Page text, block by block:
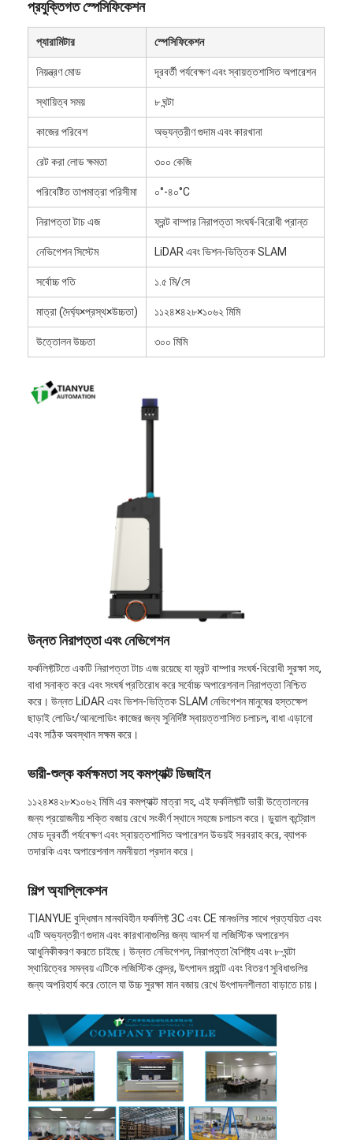
আমাদের সম্পর্কে
কারখানা ভ্রমণ
মান নিয়ন্ত্রণ
আমাদের সাথে যোগাযোগ করুন
সব ক্ষেত্রেই
ব্লগ
এখন চ্যাট করুন
এজিভি স্বয়ংক্রিয়ভাবে পরিচালিত যানবাহন
এএমআর অটোমোবাইল রোবট
এজিভি সমর্থনকারী চার্জিং সরঞ্জাম
স্টোরেজিং এজিভি লিফটিং মেকানিজম সমাবেশ
বৈদ্যুতিক প্যালেট টেলিস্কোপিক ফর্ক
অটোমেটেড নন-স্ট্যান্ডার্ড সরঞ্জাম
বাণিজ্যিক রোবট
প্রযুক্তিগত স্পেসিফিকেশন
প্যারামিটার স্পেসিফিকেশন
নিয়ন্ত্রণ মোড দূরবর্তী পর্যবেক্ষণ এবং স্বায়ত্তশাসিত অপারেশন
স্থায়িত্ব সময় ৮ ঘন্টা
কাজের পরিবেশ অভ্যন্তরীণ গুদাম এবং কারখানা
রেট করা লোড ক্ষমতা ৩০০ কেজি
পরিবেষ্টিত তাপমাত্রা পরিসীমা ০°-৪০°C
নিরাপত্তা টাচ এজ ফ্রন্ট বাম্পার নিরাপত্তা সংঘর্ষ-বিরোধী প্রান্ত
নেভিগেশন সিস্টেম LiDAR এবং ভিশন-ভিত্তিক SLAM
সর্বোচ্চ গতি ১.৫ মি/সে
মাত্রা (দৈর্ঘ্য×প্রস্থ×উচ্চতা) ১১২৪×৪২৮×১০৬২ মিমি
উত্তোলন উচ্চতা ৩০০ মিমি
উন্নত নিরাপত্তা এবং নেভিগেশন
ফর্কলিফ্টটিতে একটি নিরাপত্তা টাচ এজ রয়েছে যা ফ্রন্ট বাম্পার সংঘর্ষ-বিরোধী সুরক্ষা সহ,
বাধা সনাক্ত করে এবং সংঘর্ষ প্রতিরোধ করে সর্বোচ্চ অপারেশনাল নিরাপত্তা নিশ্চিত
করে। উন্নত LiDAR এবং ভিশন-ভিত্তিক SLAM নেভিগেশন মানুষের হস্তক্ষেপ
ছাড়াই লোডিং/আনলোডিং কাজের জন্য সুনির্দিষ্ট স্বায়ত্তশাসিত চলাচল, বাধা এড়ানো
এবং সঠিক অবস্থান সক্ষম করে।
ভারী-শুল্ক কর্মক্ষমতা সহ কমপ্যাক্ট ডিজাইন
১১২৪×৪২৮×১০৬২ মিমি এর কমপ্যাক্ট মাত্রা সহ, এই ফর্কলিফ্টটি ভারী উত্তোলনের
জন্য প্রয়োজনীয় শক্তি বজায় রেখে সংকীর্ণ স্থানে সহজে চলাচল করে। ডুয়াল কন্ট্রোল
মোড দূরবর্তী পর্যবেক্ষণ এবং স্বায়ত্তশাসিত অপারেশন উভয়ই সরবরাহ করে, ব্যাপক
তদারকি এবং অপারেশনাল নমনীয়তা প্রদান করে।
শিল্প অ্যাপ্লিকেশন
TIANYUE বুদ্ধিমান মানববিহীন ফর্কলিফ্ট 3C এবং CE মানগুলির সাথে প্রত্যয়িত এবং
এটি অভ্যন্তরীণ গুদাম এবং কারখানাগুলির জন্য আদর্শ যা লজিস্টিক অপারেশন
আধুনিকীকরণ করতে চাইছে। উন্নত নেভিগেশন, নিরাপত্তা বৈশিষ্ট্য এবং ৮-ঘন্টা
স্থায়িত্বের সমন্বয় এটিকে লজিস্টিক কেন্দ্র, উৎপাদন প্ল্যান্ট এবং বিতরণ সুবিধাগুলির
জন্য অপরিহার্য করে তোলে যা উচ্চ সুরক্ষা মান বজায় রেখে উৎপাদনশীলতা বাড়াতে চায়।